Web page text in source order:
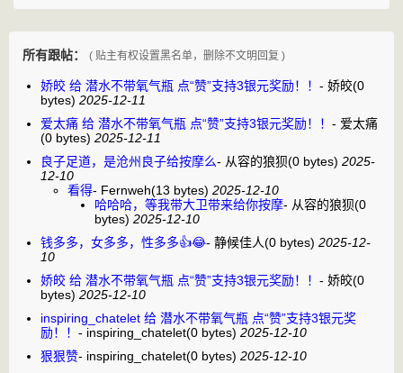
所有跟帖： ( 贴主有权设置黑名单，删除不文明回复 )
娇皎 给 潜水不带氧气瓶 点“赞”支持3银元奖励！！ - 娇皎(0
bytes) 2025-12-11
爱太痛 给 潜水不带氧气瓶 点“赞”支持3银元奖励！！ - 爱太痛
(0 bytes) 2025-12-11
良子足道，是沧州良子给按摩么- 从容的狼狈(0 bytes) 2025-
12-10
看得- Fernweh(13 bytes) 2025-12-10
哈哈哈，等我带大卫带来给你按摩- 从容的狼狈(0
bytes) 2025-12-10
钱多多，女多多，性多多👍😂- 静候佳人(0 bytes) 2025-12-
10
娇皎 给 潜水不带氧气瓶 点“赞”支持3银元奖励！！ - 娇皎(0
bytes) 2025-12-10
inspiring_chatelet 给 潜水不带氧气瓶 点“赞”支持3银元奖
励！！ - inspiring_chatelet(0 bytes) 2025-12-10
狠狠赞- inspiring_chatelet(0 bytes) 2025-12-10